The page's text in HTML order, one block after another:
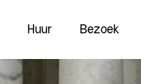
Huur Bezoek